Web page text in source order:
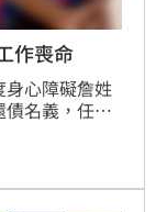
作喪命
心障礙詹姓
名義，任意
腰作嘔，卻
別判刑。